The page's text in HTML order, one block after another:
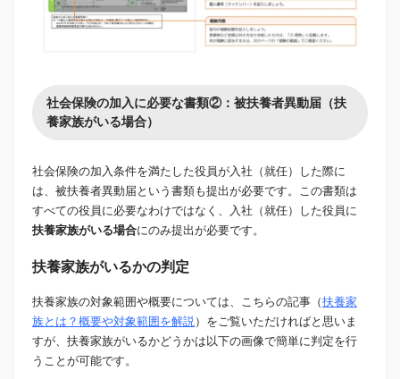
社会保険の加入に必要な書類②：被扶養者異動届（扶
養家族がいる場合）
社会保険の加入条件を満たした役員が入社（就任）した際に
は、被扶養者異動届という書類も提出が必要です。この書類は
すべての役員に必要なわけではなく、入社（就任）した役員に
扶養家族がいる場合にのみ提出が必要です。
扶養家族がいるかの判定
扶養家族の対象範囲や概要については、こちらの記事（扶養家
族とは？概要や対象範囲を解説 ）をご覧いただければと思いま
すが、扶養家族がいるかどうかは以下の画像で簡単に判定を行
うことが可能です。